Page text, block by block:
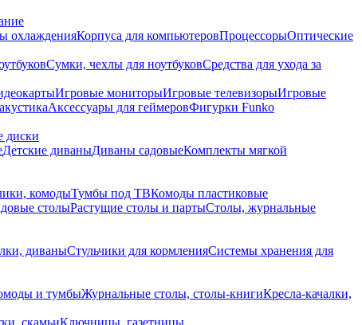
охлажденияКорпуса для компьютеровПроцессорыОптические
Сумки, чехлы для ноутбуковСредства для ухода за
Игровые мониторыИгровые телевизорыИгровые
Аксессуары для геймеровФигурки Funko
диски
Детские диваныДиваны садовыеКомплекты мягкой
комодыТумбы под ТВКомоды пластиковые
столыРастущие столы и партыСтолы, журнальные
диваныСтульчики для кормленияСистемы хранения для
и тумбыЖурнальные столы, столы-книгиКресла-качалки,
скамьиКлючницы, газетницы